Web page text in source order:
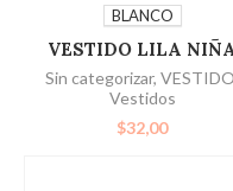
SELECCIONAR
OPCIONES
BLANCO
VESTIDO LILA
Sin categorizar, VESTIDO
Vestidos
$32,00